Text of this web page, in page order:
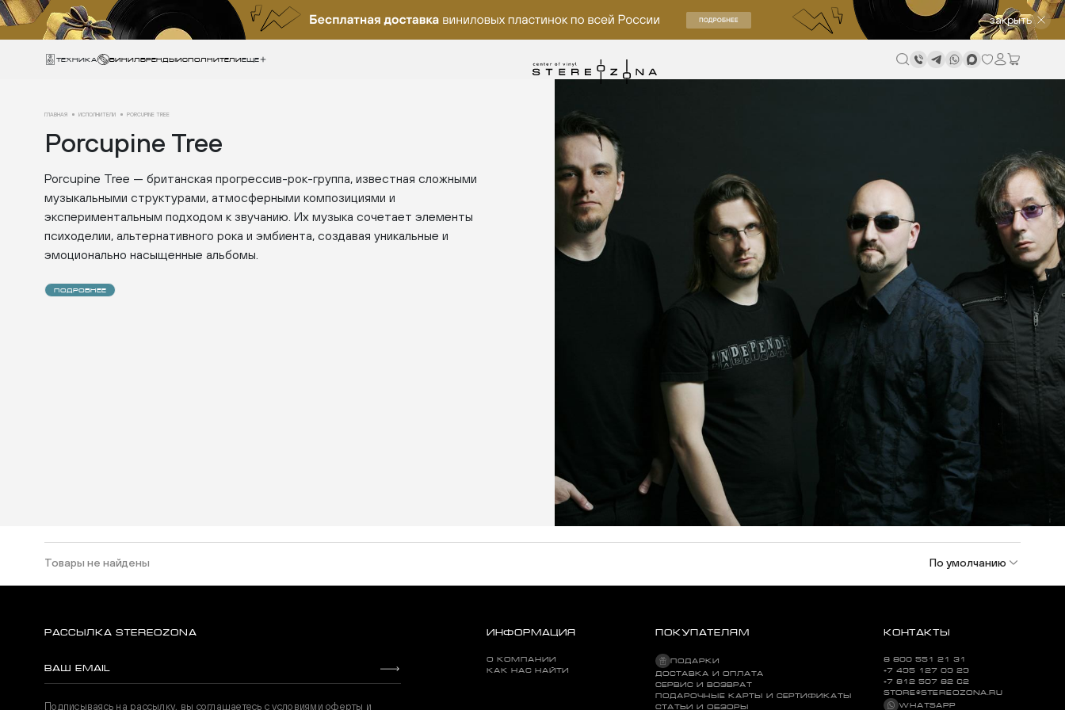
закрыть
Техника ВИНИЛБРЕНДЫИСПОЛНИТЕЛИЕще
ГЛАВНАЯ ИСПОЛНИТЕЛИ PORCUPINE TREE
Porcupine Tree
Porcupine Tree — британская прогрессив-рок-группа, известная сложными
музыкальными структурами, атмосферными композициями и
экспериментальным подходом к звучанию. Их музыка сочетает элементы
психоделии, альтернативного рока и эмбиента, создавая уникальные и
эмоционально насыщенные альбомы.
ПОДРОБНЕЕ
Товары не найдены По умолчанию
РАССЫЛКА STEREOZONA
Подписываясь на рассылку, вы соглашаетесь с условиями оферты и
ИНФОРМАЦИЯ
О КОМПАНИИ
КАК НАС НАЙТИ
ПОКУПАТЕЛЯМ
ПОДАРКИ
ДОСТАВКА И ОПЛАТА
СЕРВИС И ВОЗВРАТ
ПОДАРОЧНЫЕ КАРТЫ И СЕРТИФИКАТЫ
СТАТЬИ И ОБЗОРЫ
КОНТАКТЫ
8 800 551 21 31
+7 495 127 09 29
+7 812 507 82 62
STORE@STEREOZONA.RU
WHATSAPP